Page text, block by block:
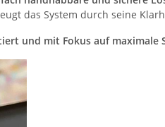
das System durch seine
und mit Fokus auf maximale